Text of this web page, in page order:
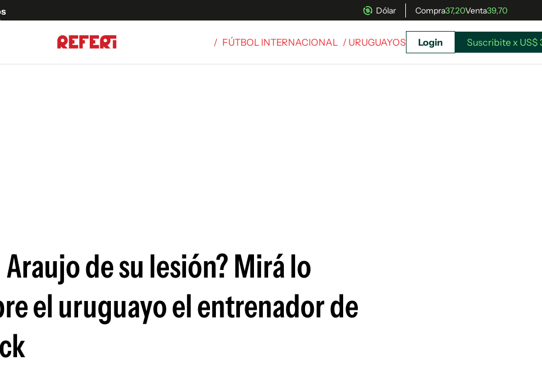
Dólar Compra37,20Venta39,70
Siguenos en:
/ FÚTBOL INTERNACIONAL / URUGUAYOS Login Suscribite x US$
de su lesión? Mirá lo
el uruguayo el entrenador de